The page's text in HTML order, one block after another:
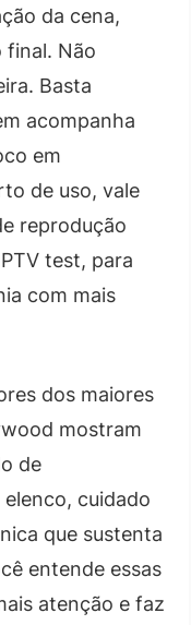
da cena,
final. Não
Basta
acompanha
em
de uso, vale
reprodução
test, para
com mais
dos maiores
mostram
de
cuidado
que sustenta
entende essas
atenção e faz